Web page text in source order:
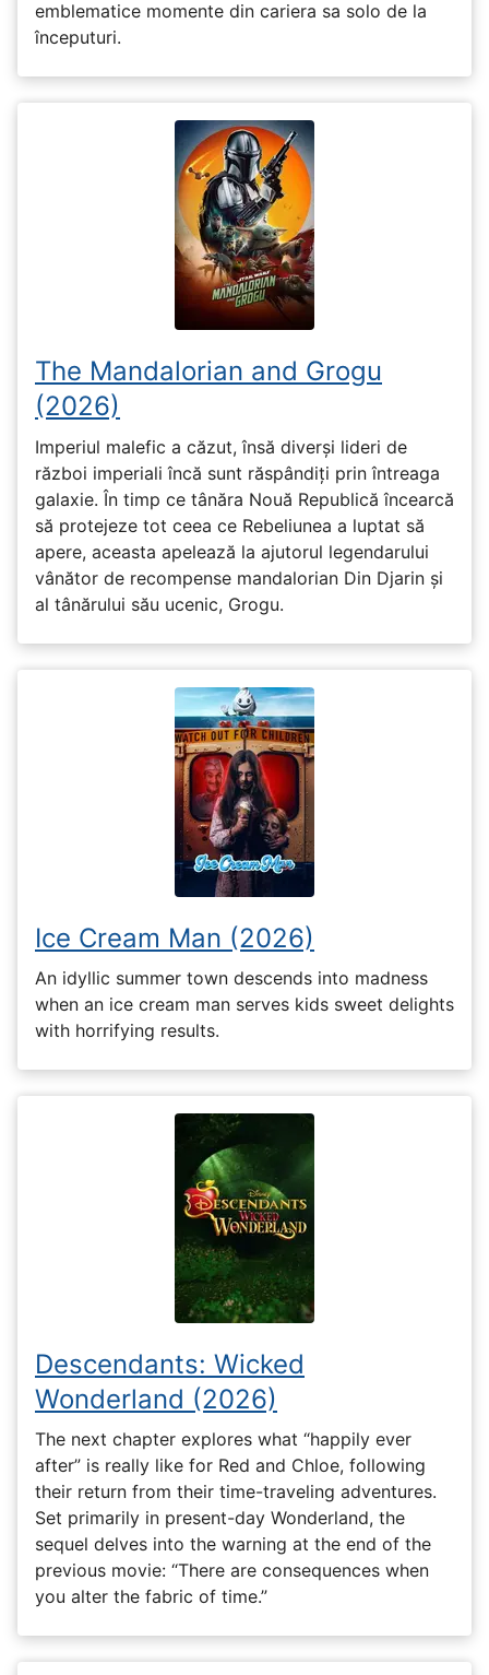
emblematice momente din cariera sa solo de la
începuturi.
The Mandalorian and Grogu
(2026)
Imperiul malefic a căzut, însă diverși lideri de
război imperiali încă sunt răspândiți prin întreaga
galaxie. În timp ce tânăra Nouă Republică încearcă
să protejeze tot ceea ce Rebeliunea a luptat să
apere, aceasta apelează la ajutorul legendarului
vânător de recompense mandalorian Din Djarin și
al tânărului său ucenic, Grogu.
Ice Cream Man (2026)
An idyllic summer town descends into madness
when an ice cream man serves kids sweet delights
with horrifying results.
Descendants: Wicked
Wonderland (2026)
The next chapter explores what “happily ever
after” is really like for Red and Chloe, following
their return from their time-traveling adventures.
Set primarily in present-day Wonderland, the
sequel delves into the warning at the end of the
previous movie: “There are consequences when
you alter the fabric of time.”